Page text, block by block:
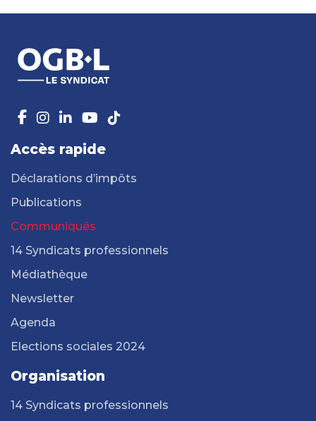
Accès rapide
Déclarations d’impôts
Publications
Communiqués
14 Syndicats professionnels
Médiathèque
Newsletter
Agenda
Elections sociales 2024
Organisation
14 Syndicats professionnels